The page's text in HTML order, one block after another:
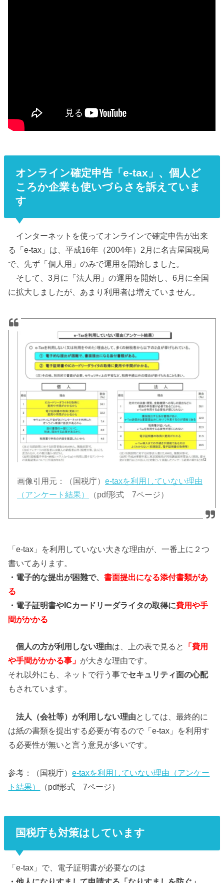
オンライン確定申告「e-tax」、個人ど
ころか企業も使いづらさを訴えていま
す
インターネットを使ってオンラインで確定申告が出来
る「e-tax」は、平成16年（2004年）2月に名古屋国税局
で、先ず「個人用」のみで運用を開始しました。
そして、3月に「法人用」の運用を開始し、6月に全国
に拡大しましたが、あまり利用者は増えていません。
画像引用元：（国税庁）e-taxを利用していない理由
（アンケート結果）
（pdf形式 7ページ）
「e-tax」を利用していない大きな理由が、一番上に２つ
書いてあります。
・電子的な提出が困難で、書面提出になる添付書類があ
る
・電子証明書やICカードリーダライタの取得に費用や手
間がかかる
個人の方が利用しない理由は、上の表で見ると
「費用
や手間がかかる事」 が大きな理由です。
それ以外にも、ネットで行う事でセキュリティ面の心配
もされています。
法人（会社等）が利用しない理由としては、最終的に
は紙の書類を提出する必要が有るので「e-tax」を利用す
る必要性が無いと言う意見が多いです。
参考：（国税庁）e-taxを利用していない理由（アンケー
ト結果）
（pdf形式 7ページ）
国税庁も対策はしています
「e-tax」で、電子証明書が必要なのは